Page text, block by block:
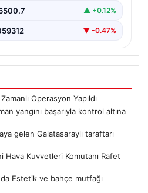
▲ +0.12%
▼ -0.47%
Operasyon Yapıldı
yangını başarıyla kontrol altına
gelen Galatasaraylı taraftarı
Hava Kuvvetleri Komutanı Rafet
Estetik ve bahçe mutfağı